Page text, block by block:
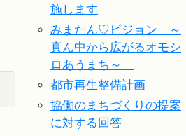
施します
みまたん♡ビジョン ～
真ん中から広がるオモシ
ロあうまち～
都市再生整備計画
協働のまちづくりの提案
に対する回答